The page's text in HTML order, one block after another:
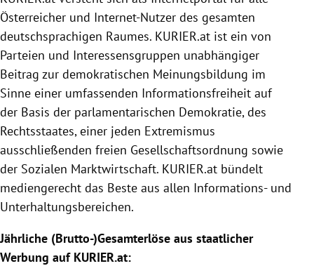
Österreicher und Internet-Nutzer des gesamten
deutschsprachigen Raumes. KURIER.at ist ein von
Parteien und Interessensgruppen unabhängiger
Beitrag zur demokratischen Meinungsbildung im
Sinne einer umfassenden Informationsfreiheit auf
der Basis der parlamentarischen Demokratie, des
Rechtsstaates, einer jeden Extremismus
ausschließenden freien Gesellschaftsordnung sowie
der Sozialen Marktwirtschaft. KURIER.at bündelt
mediengerecht das Beste aus allen Informations- und
Unterhaltungsbereichen.
Jährliche (Brutto-)Gesamterlöse aus staatlicher
Werbung auf KURIER.at: